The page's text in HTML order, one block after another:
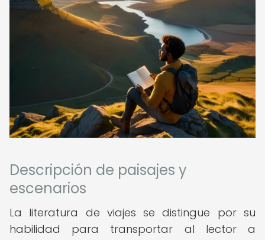
Descripción de paisajes y
escenarios
La literatura de viajes se distingue por su
habilidad para transportar al lector a